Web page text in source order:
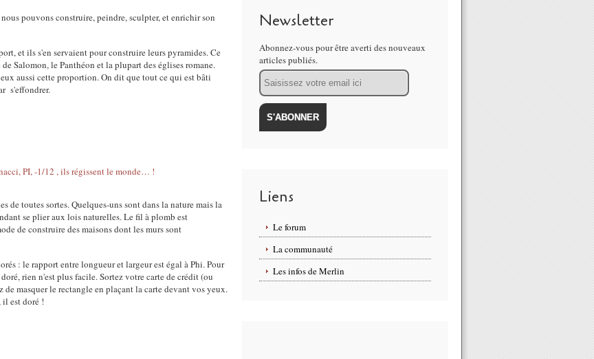
pouvons construire, peindre, sculpter, et enrichir son
et ils s'en servaient pour construire leurs pyramides. Ce
Salomon, le Panthéon et la plupart des églises romane.
aussi cette proportion. On dit que tout ce qui est bâti
s'effondrer.
de toutes sortes. Quelques-uns sont dans la nature mais la
se plier aux lois naturelles. Le fil à plomb est
de construire des maisons dont les murs sont
: le rapport entre longueur et largeur est égal à Phi. Pour
rien n'est plus facile. Sortez votre carte de crédit (ou
masquer le rectangle en plaçant la carte devant vos yeux.
il est doré !
Newsletter
Abonnez-vous pour être averti des nouveaux
articles publiés.
Email
Liens
Le forum
La communauté
Les infos de Merlin